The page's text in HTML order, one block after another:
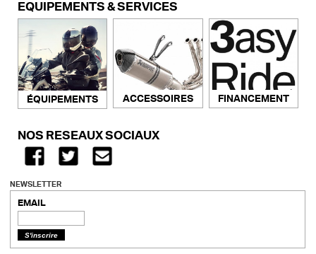
ÉQUIPEMENTS & SERVICES
ÉQUIPEMENTS ACCESSOIRES FINANCEMENT
NOS RÉSEAUX SOCIAUX
NEWSLETTER
EMAIL